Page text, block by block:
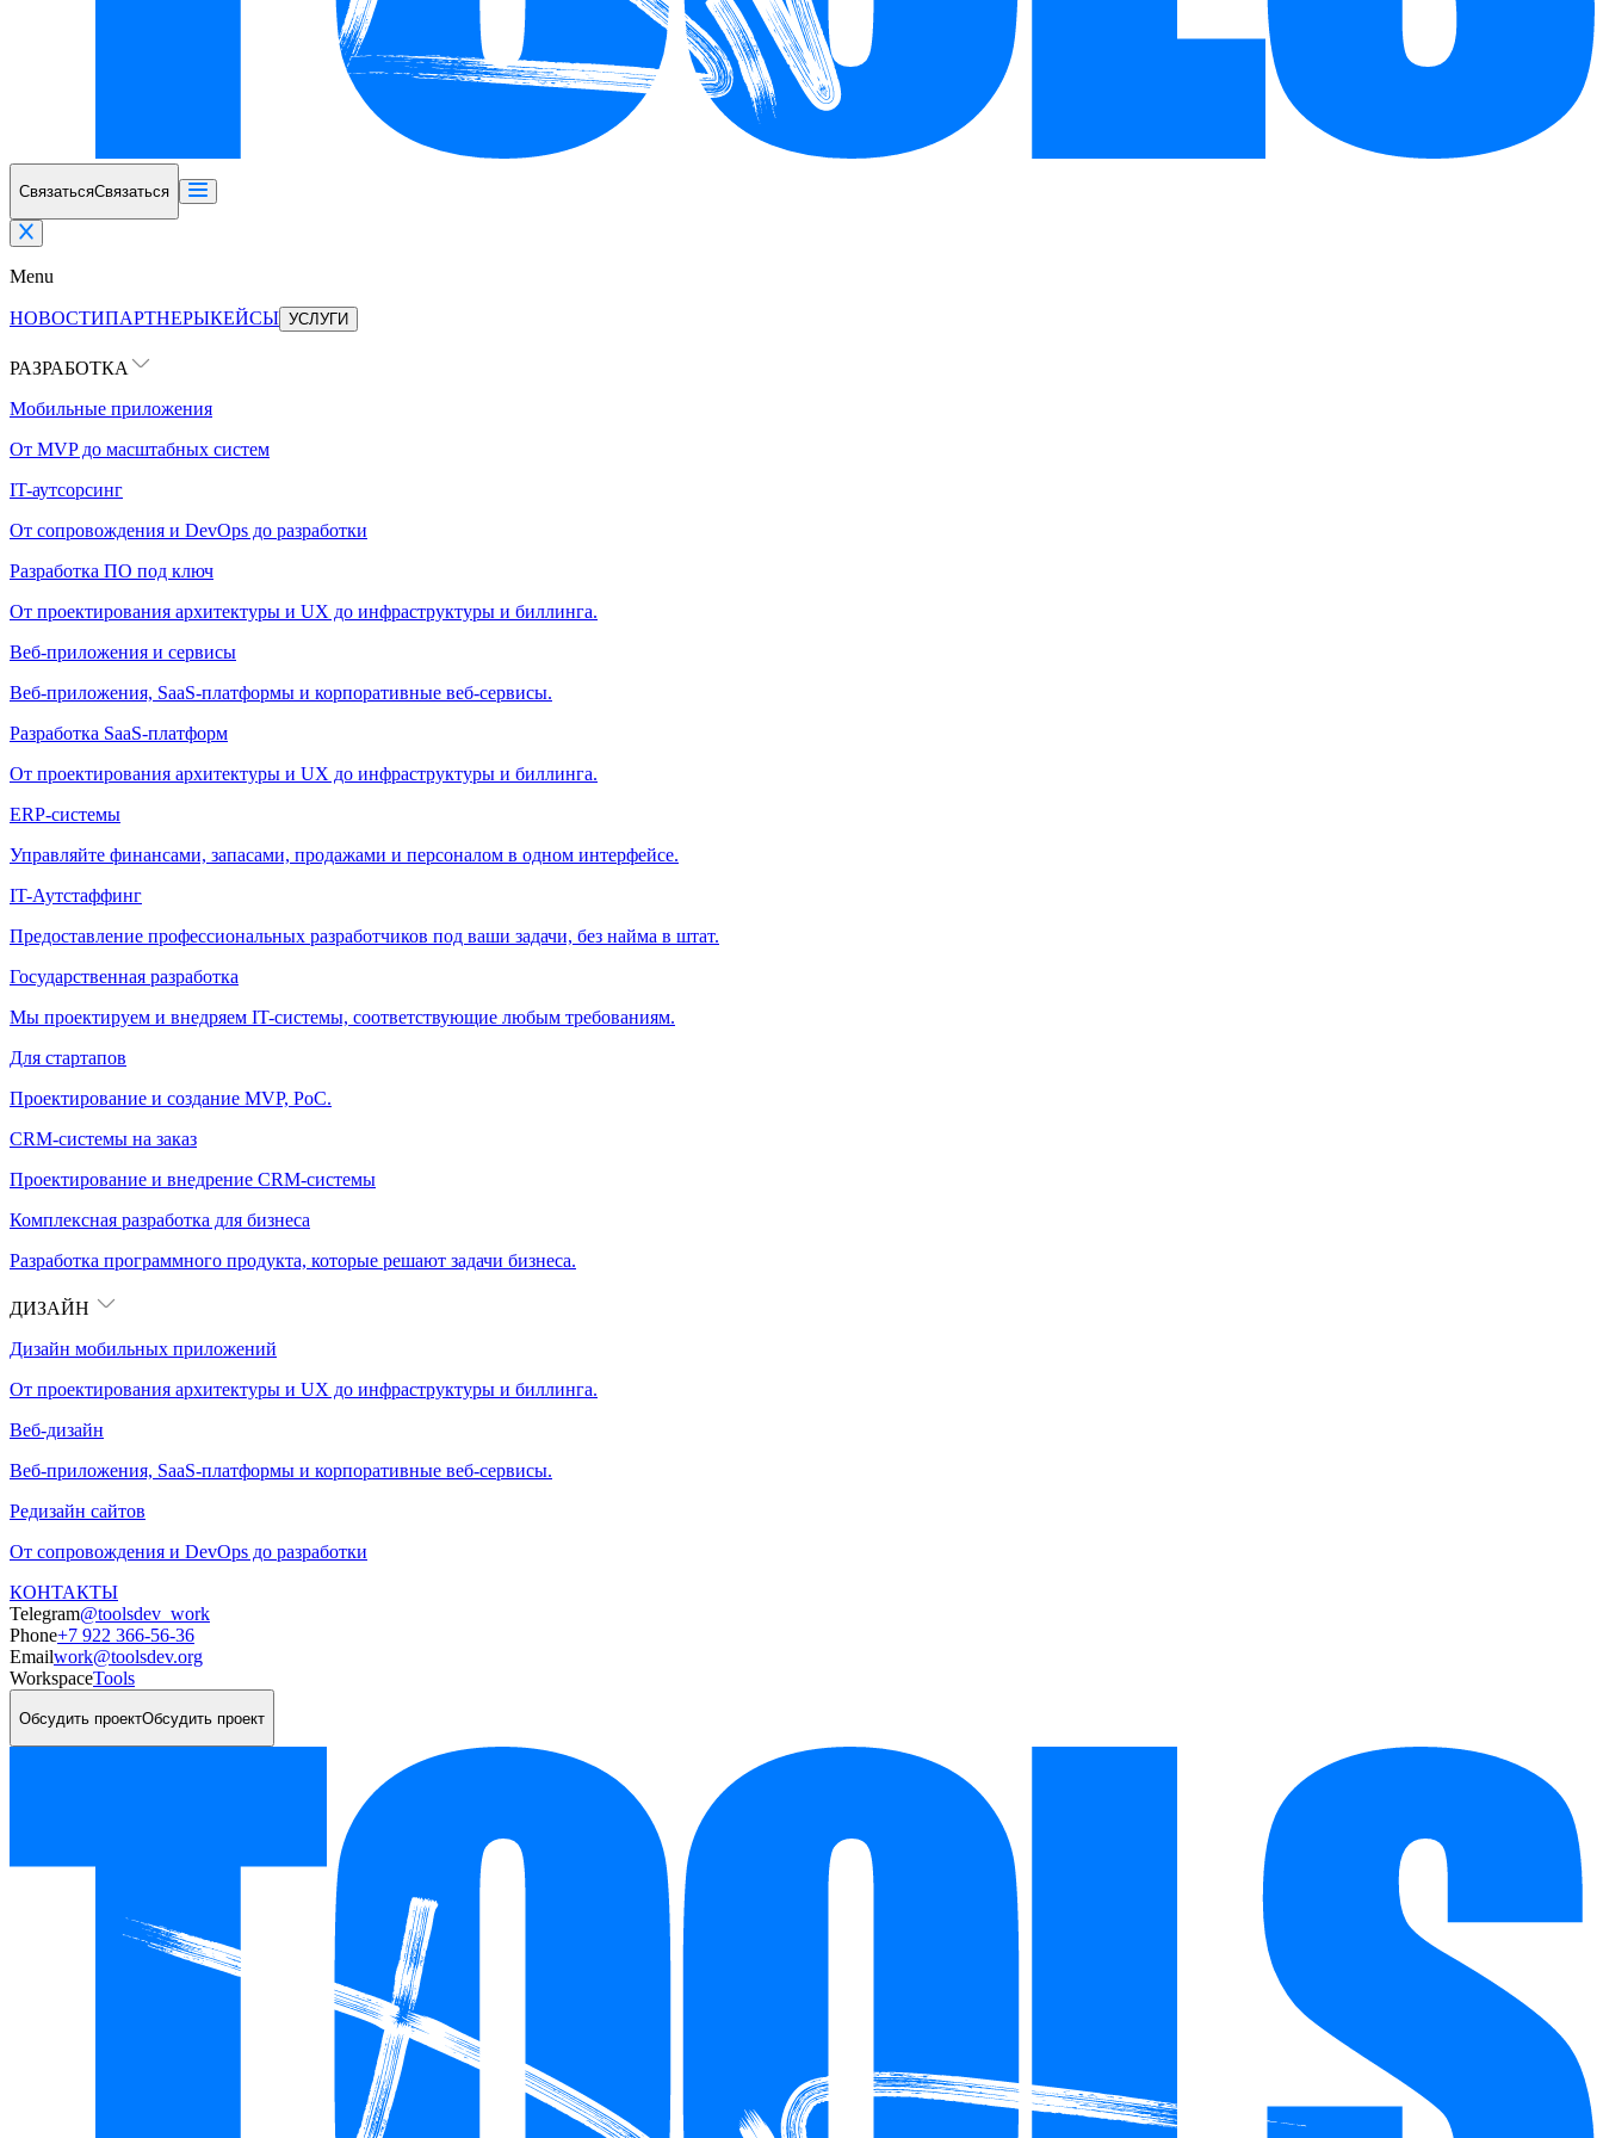
СвязатьсяСвязаться
Menu
НОВОСТИПАРТНЕРЫКЕЙСЫ УСЛУГИ
РАЗРАБОТКА
Мобильные приложения
От MVP до масштабных систем
IT-аутсорсинг
От сопровождения и DevOps до разработки
Разработка ПО под ключ
От проектирования архитектуры и UX до инфраструктуры и биллинга.
Веб-приложения и сервисы
Веб-приложения, SaaS-платформы и корпоративные веб-сервисы.
Разработка SaaS-платформ
От проектирования архитектуры и UX до инфраструктуры и биллинга.
ERP-системы
Управляйте финансами, запасами, продажами и персоналом в одном интерфейсе.
IT-Аутстаффинг
Предоставление профессиональных разработчиков под ваши задачи, без найма в штат.
Государственная разработка
Мы проектируем и внедряем IT-системы, соответствующие любым требованиям.
Для стартапов
Проектирование и создание MVP, PoC.
CRM-системы на заказ
Проектирование и внедрение CRM-системы
Комплексная разработка для бизнеса
Разработка программного продукта, которые решают задачи бизнеса.
ДИЗАЙН
Дизайн мобильных приложений
От проектирования архитектуры и UX до инфраструктуры и биллинга.
Веб-дизайн
Веб-приложения, SaaS-платформы и корпоративные веб-сервисы.
Редизайн сайтов
От сопровождения и DevOps до разработки
КОНТАКТЫ
Telegram@toolsdev_work
Phone+7 922 366-56-36
Emailwork@toolsdev.org
WorkspaceTools
Обсудить проектОбсудить проект